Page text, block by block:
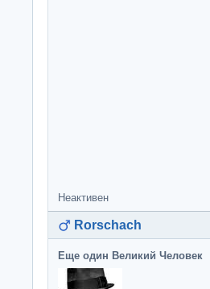
Неактивен
Rorschach
Еще один Великий Человек